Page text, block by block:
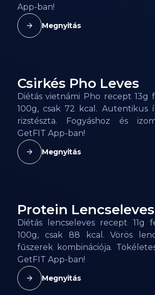
App-ban!
Megnyitás
72kcal
Csirkés Pho Leves
Diétás vietnámi Pho recept 13g
100g, csak 72 kcal. Autentikus
rizstészta. Fogyáshoz és
GetFIT App-ban!
Megnyitás
88kcal
Protein Lencseleves
Diétás lencseleves recept 11g
100g, csak 88 kcal. Vörös
fűszerek kombinációja.
GetFIT App-ban!
Megnyitás